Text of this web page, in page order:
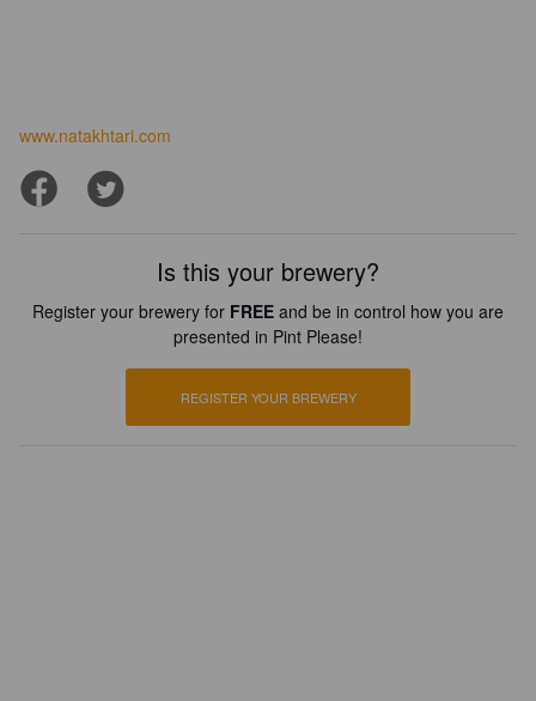
www.natakhtari.com
Is this your brewery?
Register your brewery for FREE and be in control how you are
presented in Pint Please!
REGISTER YOUR BREWERY